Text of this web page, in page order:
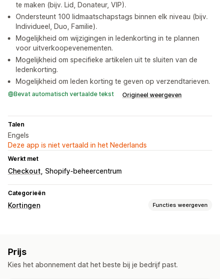
te maken (bijv. Lid, Donateur, VIP).
Ondersteunt 100 lidmaatschapstags binnen elk niveau (bijv.
Individueel, Duo, Familie).
Mogelijkheid om wijzigingen in ledenkorting in te plannen
voor uitverkoopevenementen.
Mogelijkheid om specifieke artikelen uit te sluiten van de
ledenkorting.
Mogelijkheid om leden korting te geven op verzendtarieven.
Bevat automatisch vertaalde tekst Origineel weergeven
Talen
Engels
Deze app is niet vertaald in het Nederlands
Werkt met
Checkout Shopify-beheercentrum
Categorieën
Kortingen Functies weergeven
Gratis verzending
Prijs
Kies het abonnement dat het beste bij je bedrijf past.